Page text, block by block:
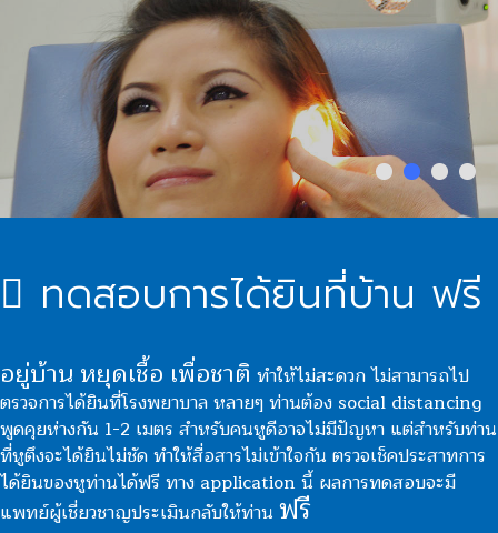
ทดสอบการได้ยินที่บ้าน ฟรี
อยู่บ้าน หยุดเชื้อ เพื่อชาติ ทำให้ไม่สะดวก ไม่สามารถไป
ตรวจการได้ยินที่โรงพยาบาล หลายๆ ท่านต้อง social distancing
พูดคุยห่างกัน 1-2 เมตร สำหรับคนหูดีอาจไม่มีปัญหา แต่สำหรับท่าน
ที่หูตึงจะได้ยินไม่ชัด ทำให้สื่อสารไม่เข้าใจกัน ตรวจเช็คประสาทการ
ได้ยินของหูท่านได้ฟรี ทาง application นี้ ผลการทดสอบจะมี
แพทย์ผู้เชี่ยวชาญประเมินกลับให้ท่าน ฟรี